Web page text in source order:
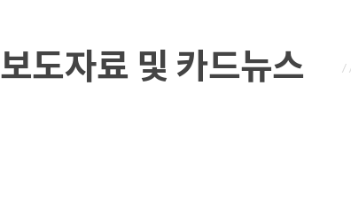
전시장 오시는 길
보도자료 및 카드뉴스